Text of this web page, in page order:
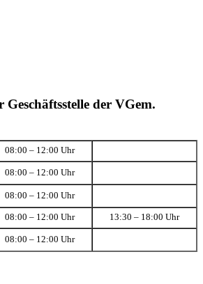
Geschäftsstelle der VGem.
08:00 – 12:00 Uhr
08:00 – 12:00 Uhr
08:00 – 12:00 Uhr
08:00 – 12:00 Uhr 13:30 – 18:00 Uhr
08:00 – 12:00 Uhr